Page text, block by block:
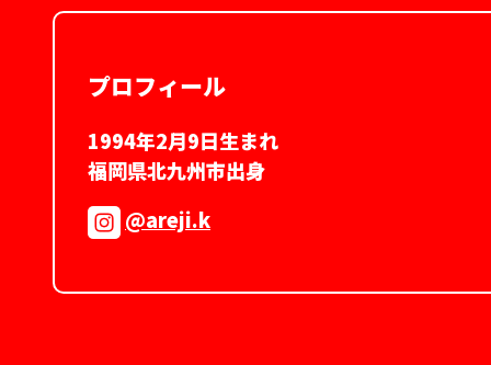
プロフィール
1994年2月9日生まれ
福岡県北九州市出身
@areji.k